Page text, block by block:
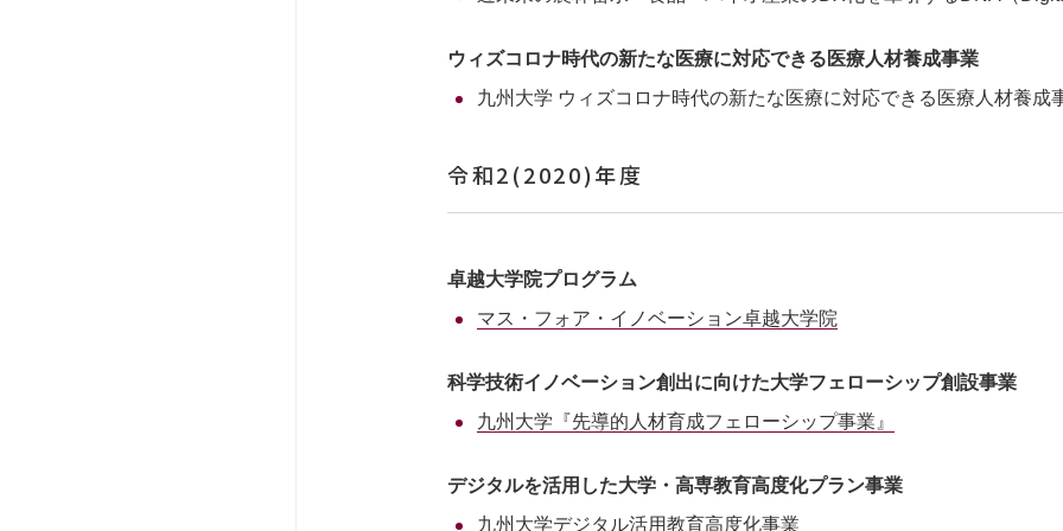
ウィズコロナ時代の新たな医療に対応できる医療人材養成事業
九州大学 ウィズコロナ時代の新たな医療に対応できる医療人材養成
令和2(2020)年度
卓越大学院プログラム
マス・フォア・イノベーション卓越大学院
科学技術イノベーション創出に向けた大学フェローシップ創設事業
九州大学『先導的人材育成フェローシップ事業』
デジタルを活用した大学・高専教育高度化プラン事業
九州大学デジタル活用教育高度化事業